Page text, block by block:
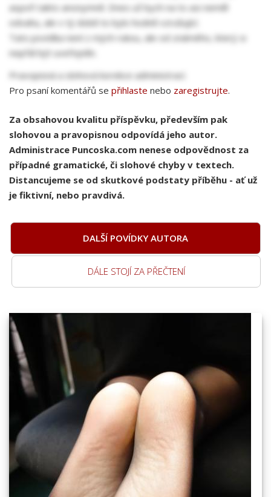
aspoň takto anonymně. Dnes už bych na to asi neměl
odvahu, ale v tý době to bylo hodně vzrušující.
Tato povídka není z mých rukou, ale od známého, který si
nepřál být uveřejněn.
Pravopisná a slohová korekce administrací.
Pro psaní komentářů se přihlaste nebo zaregistrujte.
Za obsahovou kvalitu příspěvku, především pak
slohovou a pravopisnou odpovídá jeho autor.
Administrace Puncoska.com nenese odpovědnost za
případné gramatické, či slohové chyby v textech.
Distancujeme se od skutkové podstaty příběhu - ať už
je fiktivní, nebo pravdivá.
DALŠÍ POVÍDKY AUTORA
DÁLE STOJÍ ZA PŘEČTENÍ